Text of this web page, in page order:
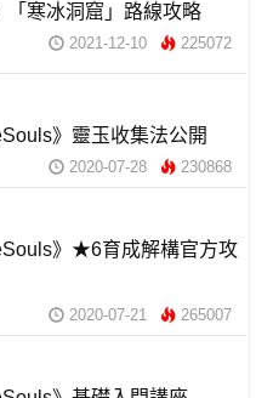
「寒冰洞窟」路線攻略
2021-12-10 225072
》靈玉收集法公開
2020-07-28 230868
》★6育成解構官方攻
2020-07-21 265007